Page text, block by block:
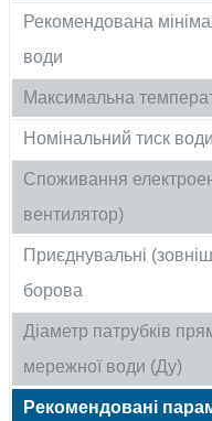
Рекомендована
води
Максимальна
Номінальний тиск води
Споживання
вентилятор)
Приєднувальні
борова
Діаметр патрубків
мережної води (Ду)
Рекомендовані